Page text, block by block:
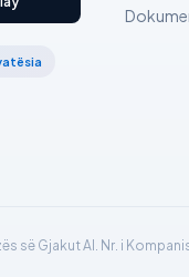
së Gjakut AI. Nr. i